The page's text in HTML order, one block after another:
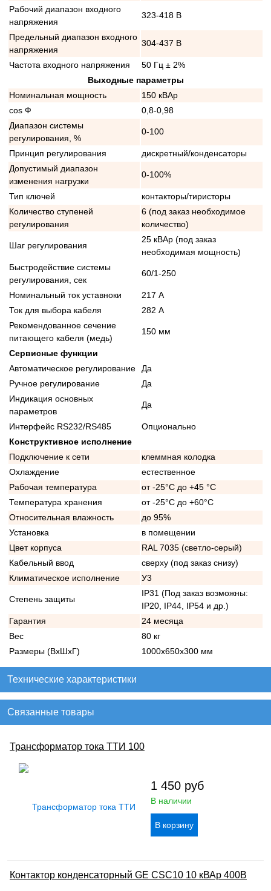
Рабочий диапазон входного
напряжения
323-418 В
Предельный диапазон входного
напряжения
304-437 В
Частота входного напряжения
50 Гц ± 2%
Выходные параметры
Номинальная мощность
150 кВАр
cos Ф
0,8-0,98
Диапазон системы
регулирования, %
0-100
Принцип регулирования
дискретный/конденсаторы
Допустимый диапазон
изменения нагрузки
0-100%
Тип ключей
контакторы/тиристоры
Количество ступеней
регулирования
6 (под заказ необходимое
количество)
Шаг регулирования
25 кВАр (под заказ
необходимая мощность)
Быстродействие системы
регулирования, сек
60/1-250
Номинальный ток уставноки
217 А
Ток для выбора кабеля
282 А
Рекомендованное сечение
питающего кабеля (медь)
150 мм
Сервисные функции
Автоматическое регулирование
Да
Ручное регулирование
Да
Индикация основных
параметров
Да
Интерфейс RS232/RS485
Опционально
Конструктивное исполнение
Подключение к сети
клеммная колодка
Охлаждение
естественное
Рабочая температура
от -25°C до +45 °C
Температура хранения
от -25°C до +60°C
Относительная влажность
до 95%
Установка
в помещении
Цвет корпуса
RAL 7035 (светло-серый)
Кабельный ввод
сверху (под заказ снизу)
Климатическое исполнение
У3
Степень защиты
IP31 (Под заказ возможны:
IP20, IP44, IP54 и др.)
Гарантия
24 месяца
Вес
80 кг
Размеры (ВхШхГ)
1000х650х300 мм
Технические характеристики
Связанные товары
Трансформатор тока ТТИ 100
1 450 руб
В наличии
Контактор конденсаторный GE CSC10 10 кВАр 400В